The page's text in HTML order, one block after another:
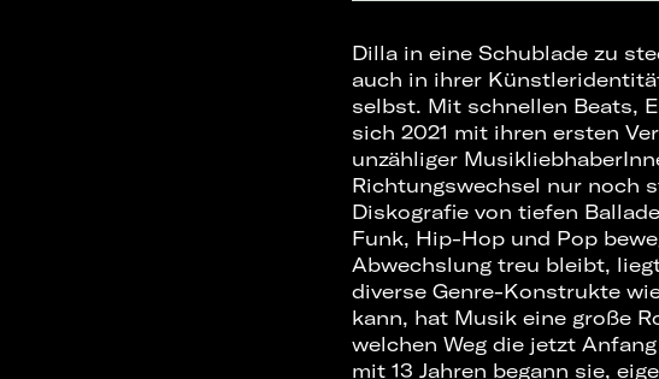
Dilla in eine Schublade zu
auch in ihrer
selbst. Mit schnellen Beats,
sich 2021 mit ihren ersten
unzähliger
Richtungswechsel nur noch
Diskografie von tiefen
Funk, Hip-Hop und Pop
Abwechslung treu bleibt,
diverse Genre-Konstrukte
kann, hat Musik eine große
welchen Weg die jetzt
mit 13 Jahren begann sie,